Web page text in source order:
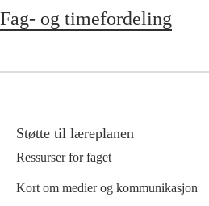
Fag- og timefordeling
Støtte til læreplanen
Ressurser for faget
Kort om medier og kommunikasjon